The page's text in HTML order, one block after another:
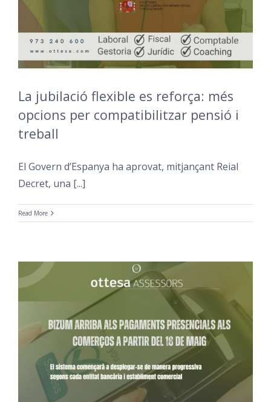
La jubilació flexible es reforça: més
opcions per compatibilitzar pensió i
treball
El Govern d’Espanya ha aprovat, mitjançant Reial
Decret, una [...]
Read More